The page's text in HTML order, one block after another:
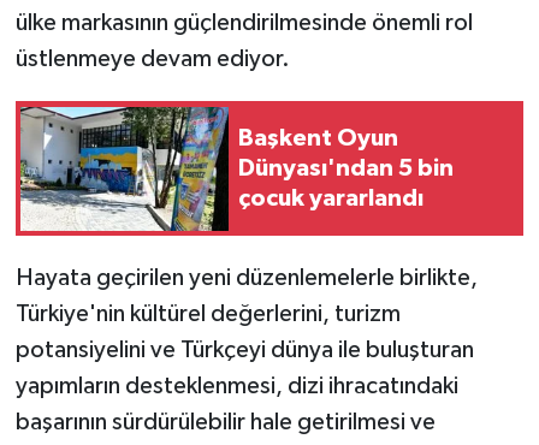
ülke markasının güçlendirilmesinde önemli rol
üstlenmeye devam ediyor.
Başkent Oyun
Dünyası'ndan 5 bin
çocuk yararlandı
Hayata geçirilen yeni düzenlemelerle birlikte,
Türkiye'nin kültürel değerlerini, turizm
potansiyelini ve Türkçeyi dünya ile buluşturan
yapımların desteklenmesi, dizi ihracatındaki
başarının sürdürülebilir hale getirilmesi ve